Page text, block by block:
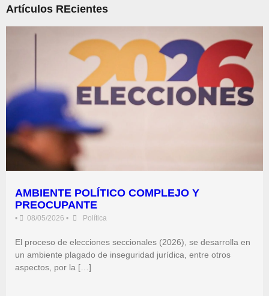
Artículos REcientes
AMBIENTE POLÍTICO COMPLEJO Y
PREOCUPANTE
• 08/05/2026 • Política
El proceso de elecciones seccionales (2026), se desarrolla en
un ambiente plagado de inseguridad jurídica, entre otros
aspectos, por la […]